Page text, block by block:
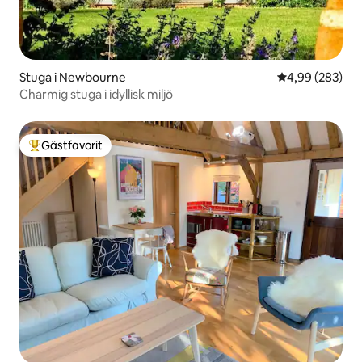
Stuga i Newbourne 4,99 av 5 i
4,99 (283)
Charmig stuga i idyllisk miljö
Populär gästfavorit
Gästfavorit